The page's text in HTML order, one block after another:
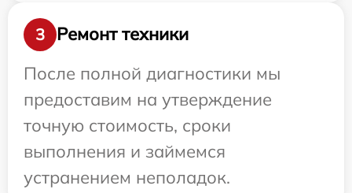
3
Ремонт техники
После полной диагностики мы
предоставим на утверждение
точную стоимость, сроки
выполнения и займемся
устранением неполадок.